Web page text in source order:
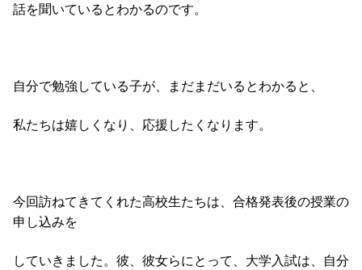
話を聞いているとわかるのです。
自分で勉強している子が、まだまだいるとわかると、
私たちは嬉しくなり、応援したくなります。
今回訪ねてきてくれた高校生たちは、合格発表後の授業の
申し込みを
していきました。彼、彼女らにとって、大学入試は、自分